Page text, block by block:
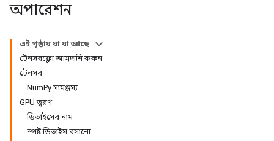
অপারেশন
এই পৃষ্ঠায় যা যা আছে
টেনসরফ্লো আমদানি করুন
টেনসর
NumPy সামঞ্জস্য
GPU ত্বরণ
ডিভাইসের নাম
স্পষ্ট ডিভাইস বসানো